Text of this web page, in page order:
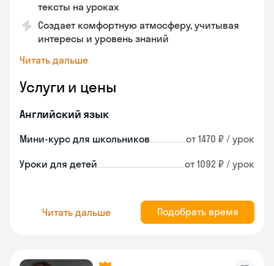
тексты на уроках
Создает комфортную атмосферу, учитывая
интересы и уровень знаний
Читать дальше
Услуги и цены
Английский язык
Мини-курс для школьников от 1470 ₽ / урок
Уроки для детей от 1092 ₽ / урок
Читать дальше Подобрать время